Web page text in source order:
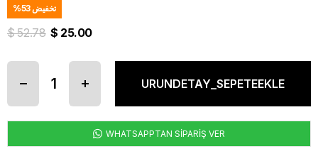
%53تخفيض
$ 52.78 $ 25.00
WHATSAPPTAN SİPARİŞ VER